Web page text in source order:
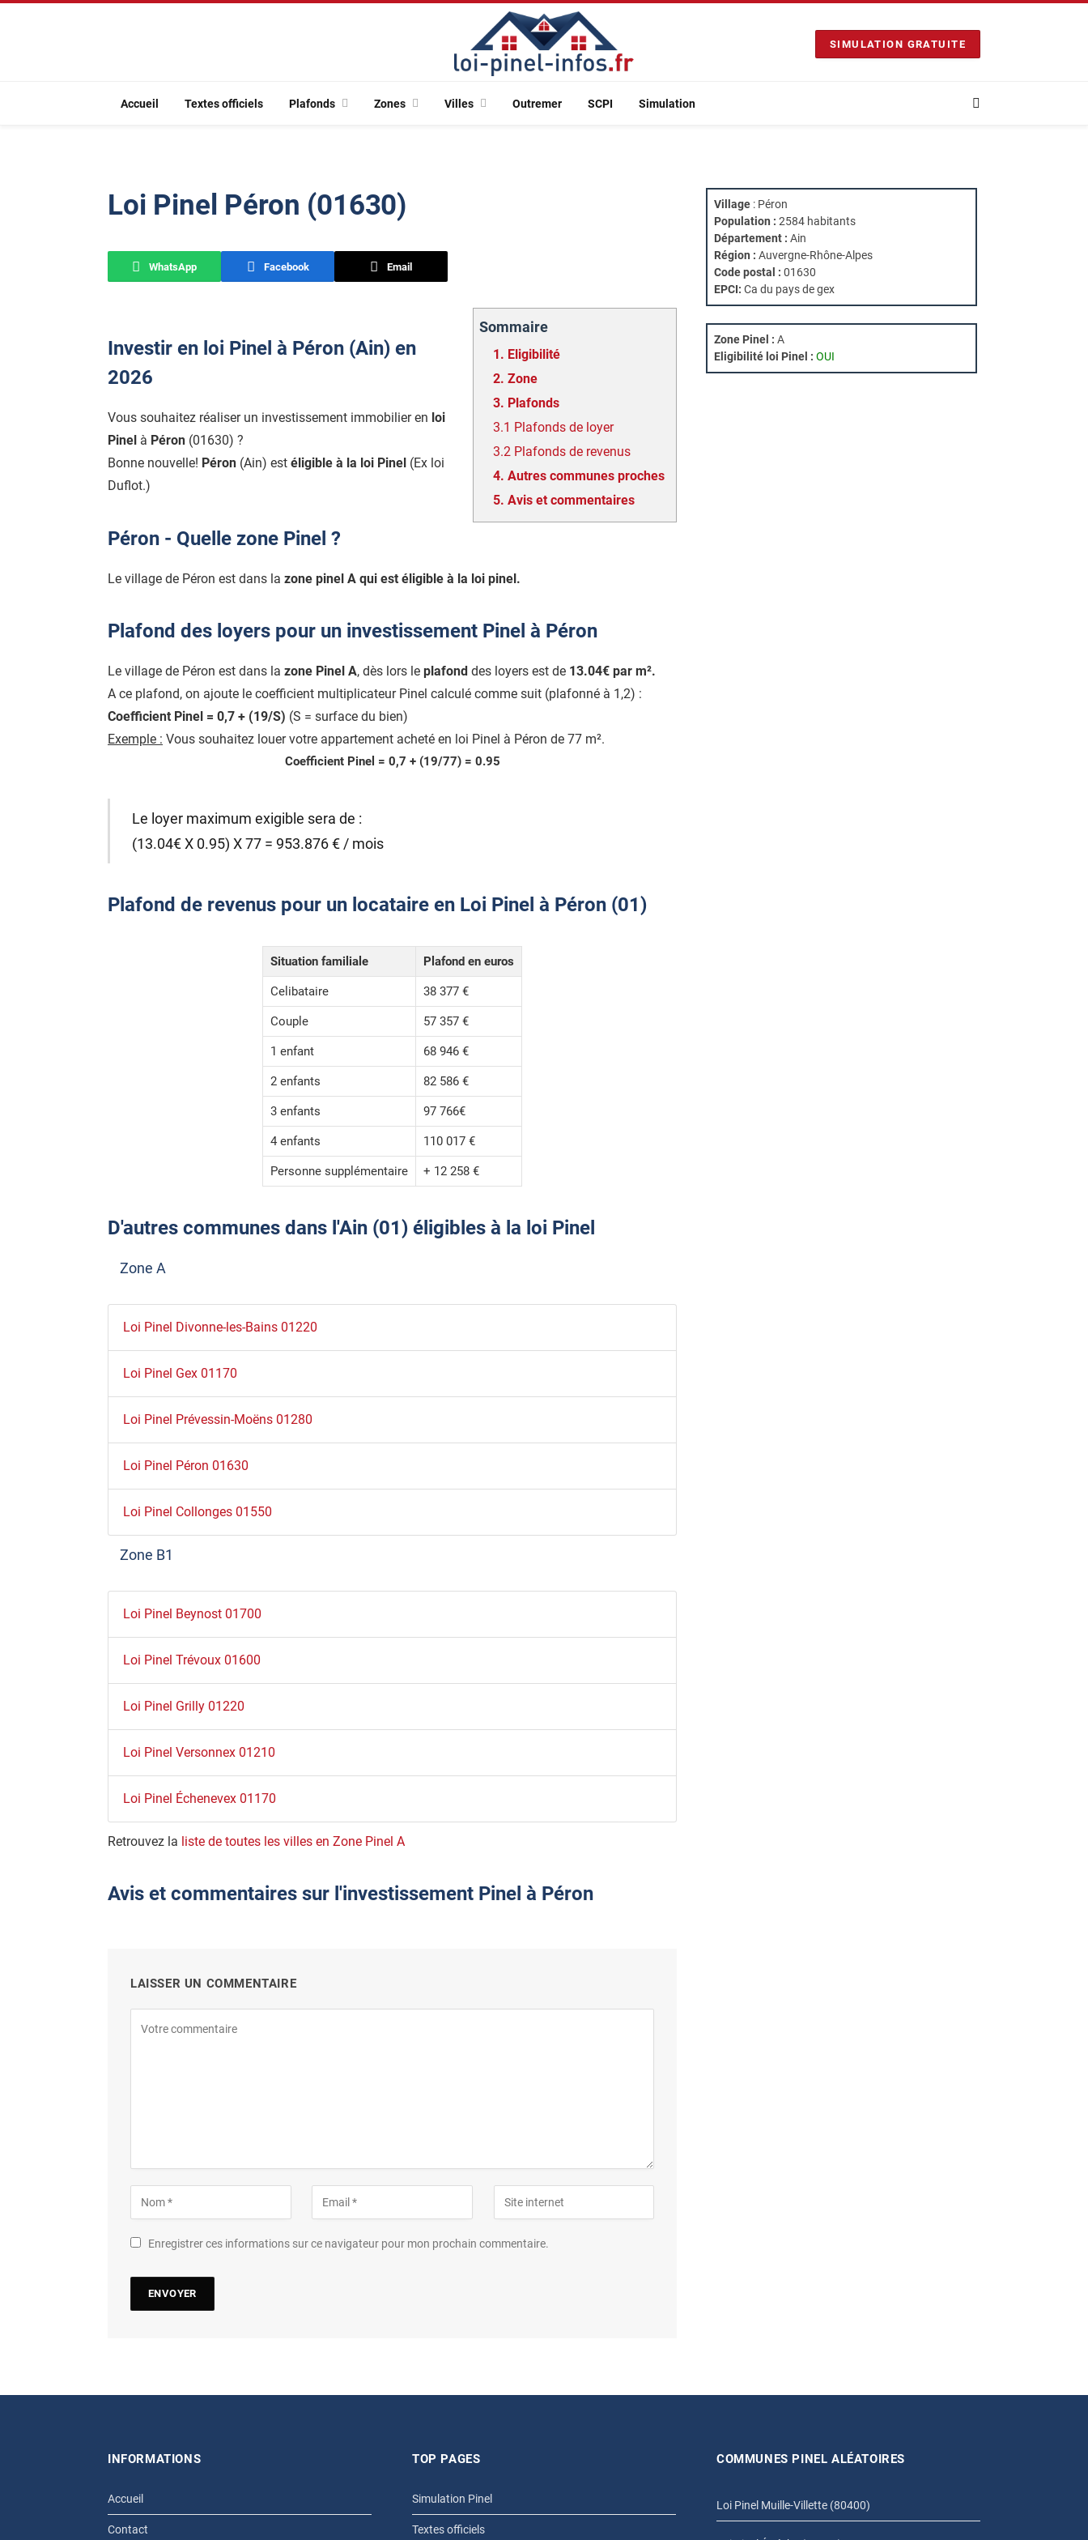
SIMULATION GRATUITE
Accueil Textes officiels Plafonds Zones Villes Outremer SCPI Simulation
Loi Pinel Péron (01630)
WhatsApp Facebook Email
Sommaire
1. Eligibilité
2. Zone
3. Plafonds
3.1 Plafonds de loyer
3.2 Plafonds de revenus
4. Autres communes proches
5. Avis et commentaires
Investir en loi Pinel à Péron (Ain) en
2026
Vous souhaitez réaliser un investissement immobilier en loi
Pinel à Péron (01630) ?
Bonne nouvelle! Péron (Ain) est éligible à la loi Pinel (Ex loi
Duflot.)
Péron - Quelle zone Pinel ?
Le village de Péron est dans la zone pinel A qui est éligible à la loi pinel.
Plafond des loyers pour un investissement Pinel à Péron
Le village de Péron est dans la zone Pinel A, dès lors le plafond des loyers est de 13.04€ par m².
A ce plafond, on ajoute le coefficient multiplicateur Pinel calculé comme suit (plafonné à 1,2) :
Coefficient Pinel = 0,7 + (19/S) (S = surface du bien)
Exemple : Vous souhaitez louer votre appartement acheté en loi Pinel à Péron de 77 m².
Coefficient Pinel = 0,7 + (19/77) = 0.95
Le loyer maximum exigible sera de :
(13.04€ X 0.95) X 77 = 953.876 € / mois
Plafond de revenus pour un locataire en Loi Pinel à Péron (01)
Situation familiale Plafond en euros
Celibataire 38 377 €
Couple 57 357 €
1 enfant 68 946 €
2 enfants 82 586 €
3 enfants 97 766€
4 enfants 110 017 €
Personne supplémentaire + 12 258 €
D'autres communes dans l'Ain (01) éligibles à la loi Pinel
Zone A
Loi Pinel Divonne-les-Bains 01220
Loi Pinel Gex 01170
Loi Pinel Prévessin-Moëns 01280
Loi Pinel Péron 01630
Loi Pinel Collonges 01550
Zone B1
Loi Pinel Beynost 01700
Loi Pinel Trévoux 01600
Loi Pinel Grilly 01220
Loi Pinel Versonnex 01210
Loi Pinel Échenevex 01170
Retrouvez la liste de toutes les villes en Zone Pinel A
Avis et commentaires sur l'investissement Pinel à Péron
LAISSER UN COMMENTAIRE
Enregistrer ces informations sur ce navigateur pour mon prochain commentaire.
Village : Péron
Population : 2584 habitants
Département : Ain
Région : Auvergne-Rhône-Alpes
Code postal : 01630
EPCI: Ca du pays de gex
Zone Pinel : A
Eligibilité loi Pinel : OUI
INFORMATIONS
Accueil
Contact
TOP PAGES
Simulation Pinel
Textes officiels
COMMUNES PINEL ALÉATOIRES
Loi Pinel Muille-Villette (80400)